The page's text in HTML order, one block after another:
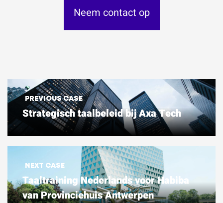
Neem contact op
PREVIOUS CASE
Strategisch taalbeleid bij Axa Tech
NEXT CASE
Taaltraining Nederlands voor Habiba
van Provinciehuis Antwerpen